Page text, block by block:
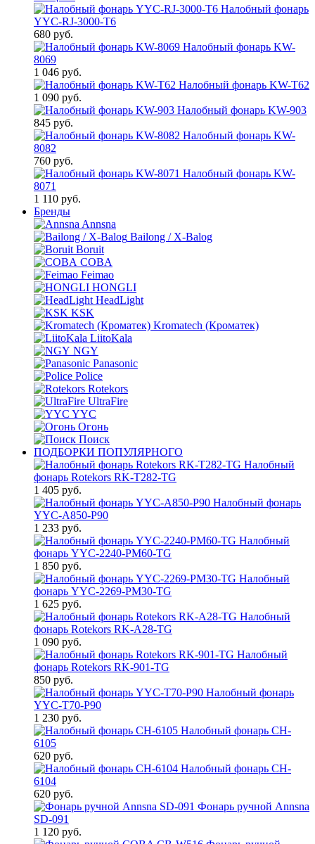
Налобный фонарь
YYC-RJ-3000-T6
680 руб.
Налобный фонарь KW-
8069
1 046 руб.
Налобный фонарь KW-T62
1 090 руб.
Налобный фонарь KW-903
845 руб.
Налобный фонарь KW-
8082
760 руб.
Налобный фонарь KW-
8071
1 110 руб.
Бренды
Annsna
Bailong / X-Balog
Boruit
COBA
Feimao
HONGLI
HeadLight
KSK
Kromatech (Кроматек)
LiitoKala
NGY
Panasonic
Police
Rotekors
UltraFire
YYC
Огонь
Поиск
ПОДБОРКИ ПОПУЛЯРНОГО
Налобный
фонарь Rotekors RK-T282-TG
1 405 руб.
Налобный фонарь
YYC-A850-P90
1 233 руб.
Налобный
фонарь YYC-2240-PM60-TG
1 850 руб.
Налобный
фонарь YYC-2269-PM30-TG
1 625 руб.
Налобный
фонарь Rotekors RK-A28-TG
1 090 руб.
Налобный
фонарь Rotekors RK-901-TG
850 руб.
Налобный фонарь
YYC-T70-P90
1 230 руб.
Налобный фонарь CH-
6105
620 руб.
Налобный фонарь CH-
6104
620 руб.
Фонарь ручной Annsna
SD-091
1 120 руб.